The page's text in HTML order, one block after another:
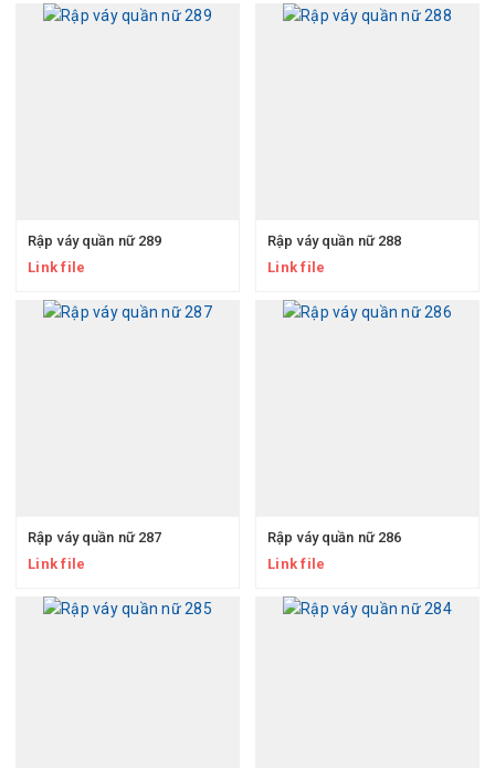
Rập váy quần nữ 289
Link file
Rập váy quần nữ 288
Link file
Rập váy quần nữ 287
Link file
Rập váy quần nữ 286
Link file